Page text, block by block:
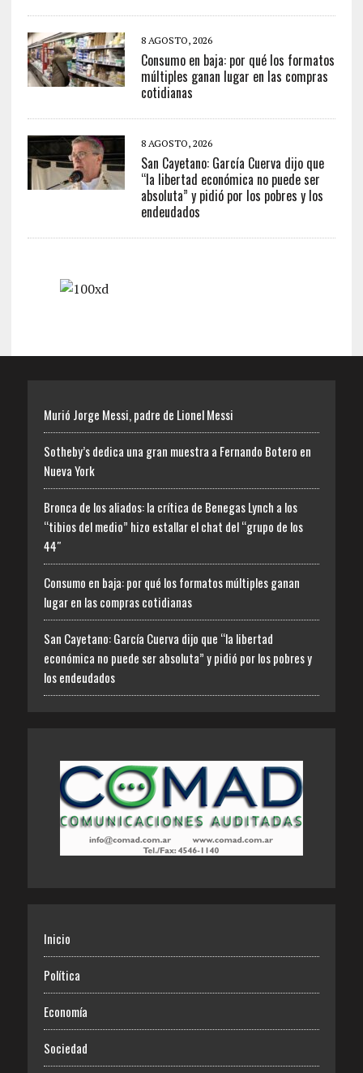
8 AGOSTO, 2026
Consumo en baja: por qué los formatos
múltiples ganan lugar en las compras
cotidianas
8 AGOSTO, 2026
San Cayetano: García Cuerva dijo que
“la libertad económica no puede ser
absoluta” y pidió por los pobres y los
endeudados
Murió Jorge Messi, padre de Lionel Messi
Sotheby’s dedica una gran muestra a Fernando Botero en
Nueva York
Bronca de los aliados: la crítica de Benegas Lynch a los
“tibios del medio” hizo estallar el chat del “grupo de los
44″
Consumo en baja: por qué los formatos múltiples ganan
lugar en las compras cotidianas
San Cayetano: García Cuerva dijo que “la libertad
económica no puede ser absoluta” y pidió por los pobres y
los endeudados
Inicio
Política
Economía
Sociedad